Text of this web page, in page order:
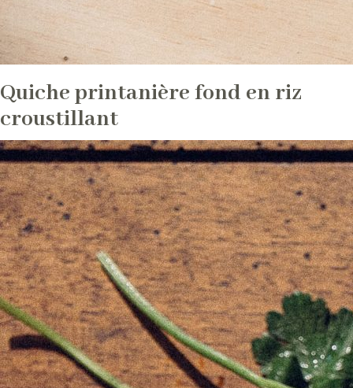
Quiche printanière fond en riz
croustillant